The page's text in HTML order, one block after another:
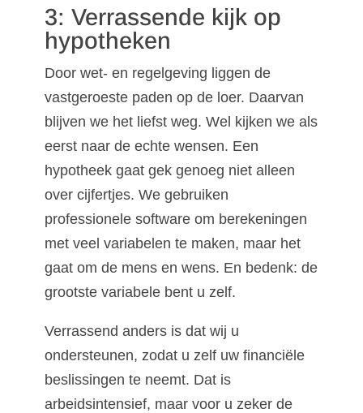
3: Verrassende kijk op
hypotheken
Door wet- en regelgeving liggen de
vastgeroeste paden op de loer. Daarvan
blijven we het liefst weg. Wel kijken we als
eerst naar de echte wensen. Een
hypotheek gaat gek genoeg niet alleen
over cijfertjes. We gebruiken
professionele software om berekeningen
met veel variabelen te maken, maar het
gaat om de mens en wens. En bedenk: de
grootste variabele bent u zelf.
Verrassend anders is dat wij u
ondersteunen, zodat u zelf uw financiële
beslissingen te neemt. Dat is
arbeidsintensief, maar voor u zeker de